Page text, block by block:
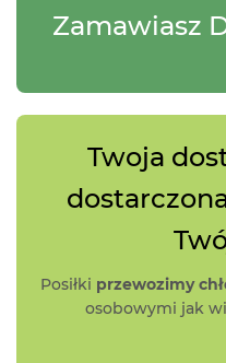
Jak to działa
Zamawiasz
Twoja